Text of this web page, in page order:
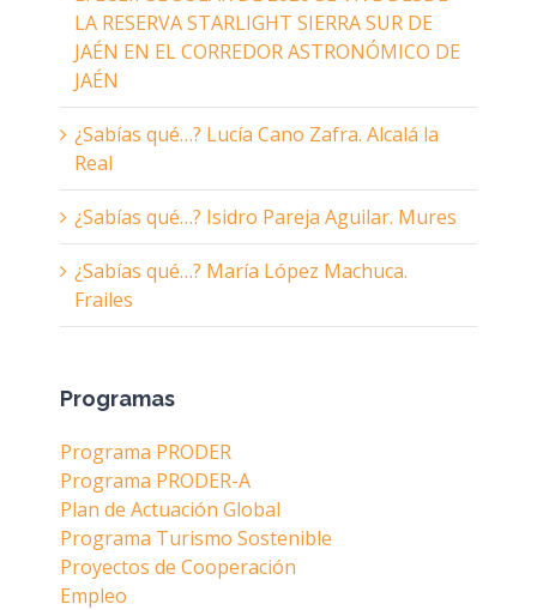
LA RESERVA STARLIGHT SIERRA SUR DE
JAÉN EN EL CORREDOR ASTRONÓMICO DE
JAÉN
¿Sabías qué…? Lucía Cano Zafra. Alcalá la
Real
¿Sabías qué…? Isidro Pareja Aguilar. Mures
¿Sabías qué…? María López Machuca.
Frailes
Programas
Programa PRODER
Programa PRODER-A
Plan de Actuación Global
Programa Turismo Sostenible
Proyectos de Cooperación
Empleo